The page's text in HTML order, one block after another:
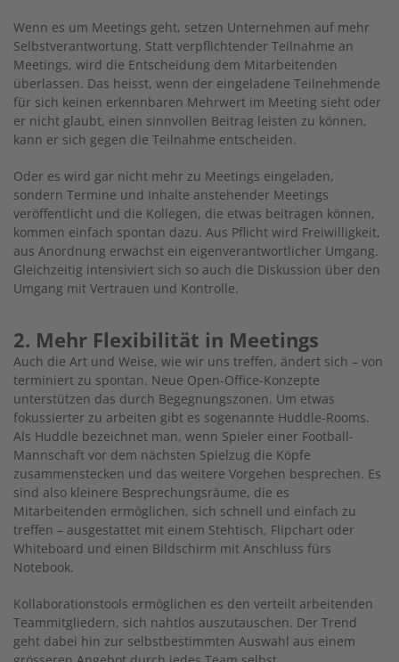
Wenn es um Meetings geht, setzen Unternehmen auf mehr
Selbstverantwortung. Statt verpflichtender Teilnahme an
Meetings, wird die Entscheidung dem Mitarbeitenden
überlassen. Das heisst, wenn der eingeladene Teilnehmende
für sich keinen erkennbaren Mehrwert im Meeting sieht oder
er nicht glaubt, einen sinnvollen Beitrag leisten zu können,
kann er sich gegen die Teilnahme entscheiden.
Oder es wird gar nicht mehr zu Meetings eingeladen,
sondern Termine und Inhalte anstehender Meetings
veröffentlicht und die Kollegen, die etwas beitragen können,
kommen einfach spontan dazu. Aus Pflicht wird Freiwilligkeit,
aus Anordnung erwächst ein eigenverantwortlicher Umgang.
Gleichzeitig intensiviert sich so auch die Diskussion über den
Umgang mit Vertrauen und Kontrolle.
2. Mehr Flexibilität in Meetings
Auch die Art und Weise, wie wir uns treffen, ändert sich – von
terminiert zu spontan. Neue Open-Office-Konzepte
unterstützen das durch Begegnungszonen. Um etwas
fokussierter zu arbeiten gibt es sogenannte Huddle-Rooms.
Als Huddle bezeichnet man, wenn Spieler einer Football-
Mannschaft vor dem nächsten Spielzug die Köpfe
zusammenstecken und das weitere Vorgehen besprechen. Es
sind also kleinere Besprechungsräume, die es
Mitarbeitenden ermöglichen, sich schnell und einfach zu
treffen – ausgestattet mit einem Stehtisch, Flipchart oder
Whiteboard und einen Bildschirm mit Anschluss fürs
Notebook.
Kollaborationstools ermöglichen es den verteilt arbeitenden
Teammitgliedern, sich nahtlos auszutauschen. Der Trend
geht dabei hin zur selbstbestimmten Auswahl aus einem